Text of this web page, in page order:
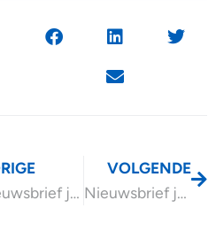
Nieuwsbrief juni 2026
VOLGENDE
Nieuwsbrief juli 2026